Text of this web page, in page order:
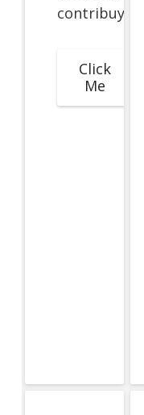
contribuyan…
Click
Me